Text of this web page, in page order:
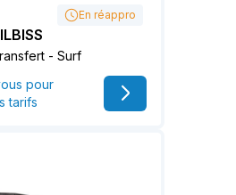
En réappro
- Surf
pour
tarifs